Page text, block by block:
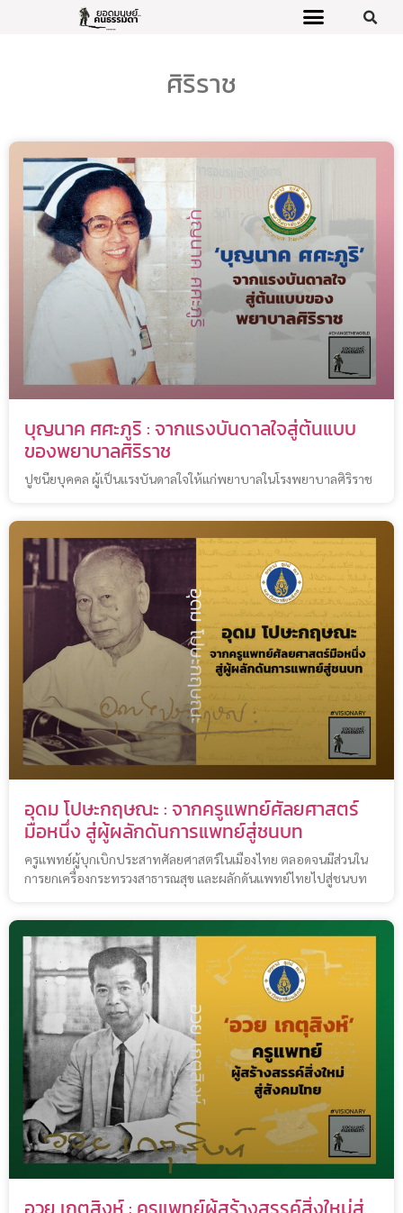
ศิริราช
บุญนาค ศศะภูริ : จากแรงบันดาลใจสู่ต้นแบบ
ของพยาบาลศิริราช
ปูชนียบุคคล ผู้เป็นแรงบันดาลใจให้แก่พยาบาลในโรงพยาบาลศิริราช
อุดม โปษะกฤษณะ : จากครูแพทย์ศัลยศาสตร์
มือหนึ่ง สู่ผู้ผลักดันการแพทย์สู่ชนบท
ครูแพทย์ผู้บุกเบิกประสาทศัลยศาสตร์ในเมืองไทย ตลอดจนมีส่วนใน
การยกเครื่องกระทรวงสาธารณสุข และผลักดันแพทย์ไทยไปสู่ชนบท